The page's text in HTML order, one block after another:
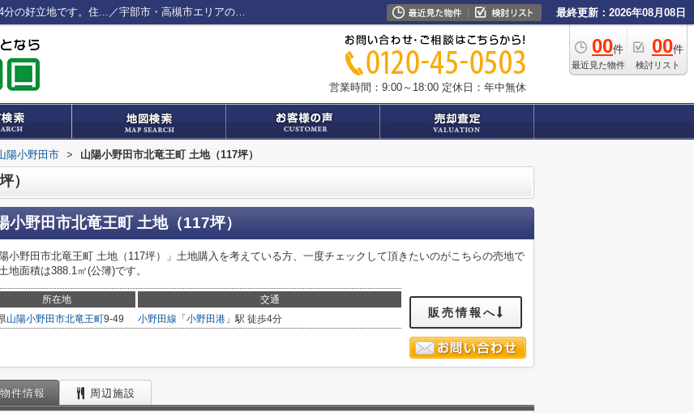
山陽小野田市北竜王町 土地（117坪） 駅まで徒歩4分の好立地です。住...／宇部市・高槻市エリアの不動産売買情報／株式会社心輝 最終更新：2026年08月08日
00件
最近見た物件
00件
検討リスト
営業時間：9:00～18:00 定休日：年中無休
陽小野田市 > 山陽小野田市北竜王町 土地（117坪）
）
小野田市北竜王町 土地（117坪）
陽小野田市北竜王町 土地（117坪）」土地購入を考えている方、一度チェックして頂きたいのがこちらの売地で
地面積は388.1㎡(公簿)です。
所在地
交通
山陽小野田市北竜王町9-49 小野田線 「 小野田港 」駅 徒歩4分 販売情報へ
物件情報 周辺施設